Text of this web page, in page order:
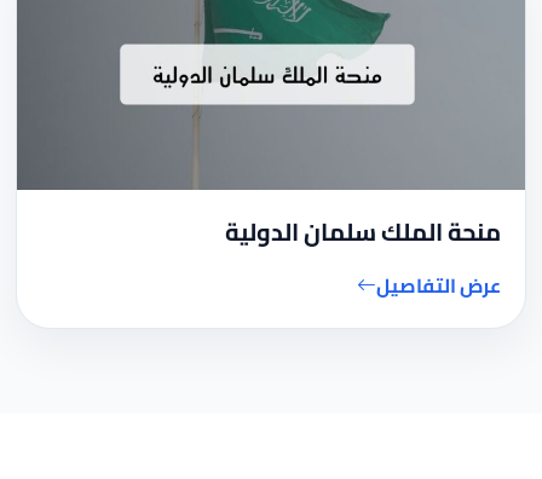
منحة الملك سلمان الدولية
عرض التفاصيل